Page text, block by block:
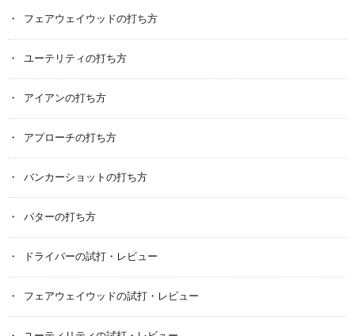
フェアウェイウッドの打ち方
ユーテリティの打ち方
アイアンの打ち方
アプローチの打ち方
バンカーショットの打ち方
パターの打ち方
ドライバーの試打・レビュー
フェアウェイウッドの試打・レビュー